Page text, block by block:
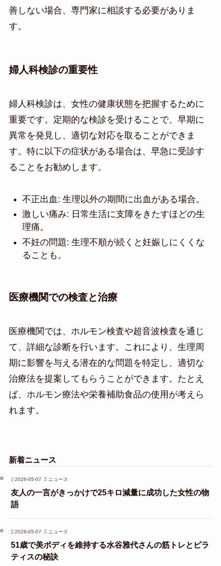
善しない場合、専門家に相談する必要がありま
す。
婦人科検診の重要性
婦人科検診は、女性の健康状態を把握するために
重要です。定期的な検診を受けることで、早期に
異常を発見し、適切な対応を取ることができま
す。特に以下の症状がある場合は、早急に受診す
ることをお勧めします。
不正出血: 生理以外の期間に出血がある場合。
激しい痛み: 日常生活に支障をきたすほどの生
理痛。
不妊の問題: 生理不順が続くと妊娠しにくくな
ることも。
医療機関での検査と治療
医療機関では、ホルモン検査や超音波検査を通じ
て、詳細な診断を行います。これにより、生理周
期に影響を与える潜在的な問題を特定し、適切な
治療法を提案してもらうことができます。たとえ
ば、ホルモン療法や栄養補助食品の使用が考えら
れます。
新着ニュース
2026-05-07 ニュース
友人の一言がきっかけで25キロ減量に成功した女性の物
語
2026-05-07 ニュース
51歳で美ボディを維持する水谷雅代さんの筋トレとピラ
ティスの秘訣